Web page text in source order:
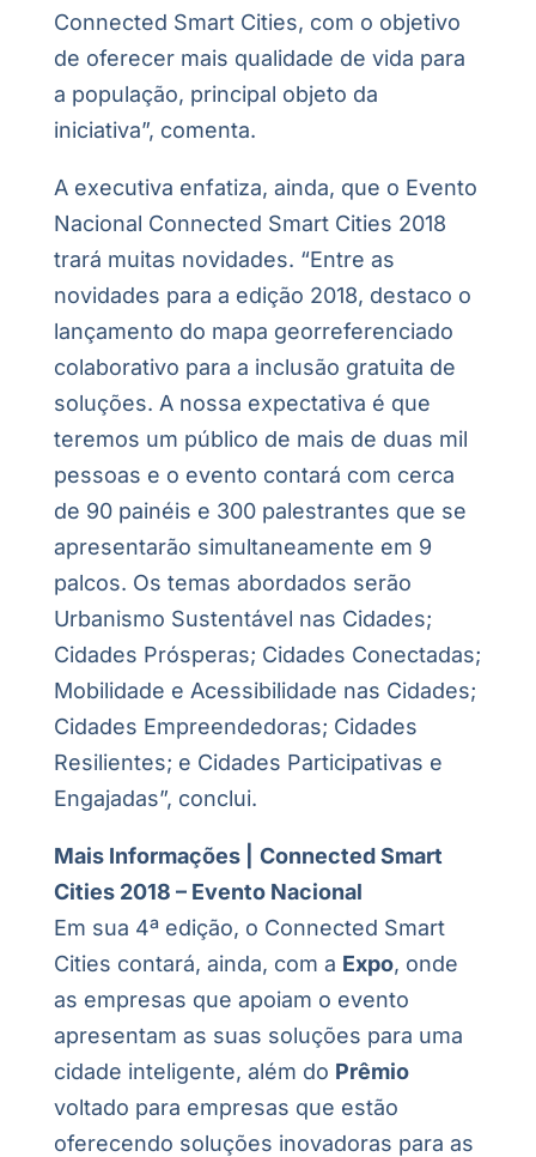
Connected Smart Cities, com o objetivo
de oferecer mais qualidade de vida para
a população, principal objeto da
iniciativa”, comenta.
A executiva enfatiza, ainda, que o Evento
Nacional Connected Smart Cities 2018
trará muitas novidades. “Entre as
novidades para a edição 2018, destaco o
lançamento do mapa georreferenciado
colaborativo para a inclusão gratuita de
soluções. A nossa expectativa é que
teremos um público de mais de duas mil
pessoas e o evento contará com cerca
de 90 painéis e 300 palestrantes que se
apresentarão simultaneamente em 9
palcos. Os temas abordados serão
Urbanismo Sustentável nas Cidades;
Cidades Prósperas; Cidades Conectadas;
Mobilidade e Acessibilidade nas Cidades;
Cidades Empreendedoras; Cidades
Resilientes; e Cidades Participativas e
Engajadas”, conclui.
Mais Informações |
Connected Smart
Cities 2018 – Evento Nacional
Em sua 4ª edição, o Connected Smart
Cities contará, ainda, com a Expo, onde
as empresas que apoiam o evento
apresentam as suas soluções para uma
cidade inteligente, além do Prêmio
voltado para empresas que estão
oferecendo soluções inovadoras para as